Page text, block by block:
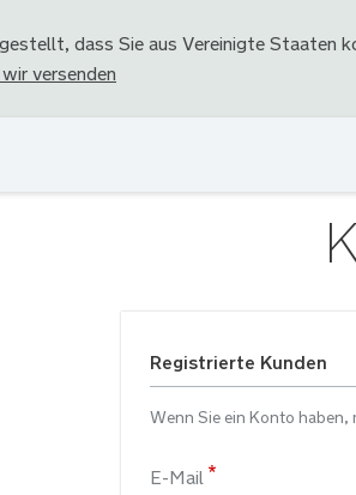
dass Sie ausVereinigte Staaten
versenden
Registrierte Kunden
Wenn Sie ein Konto haben,
E-Mail